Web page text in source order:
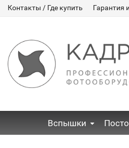
Контакты / Где купить Гарантия
Вспышки